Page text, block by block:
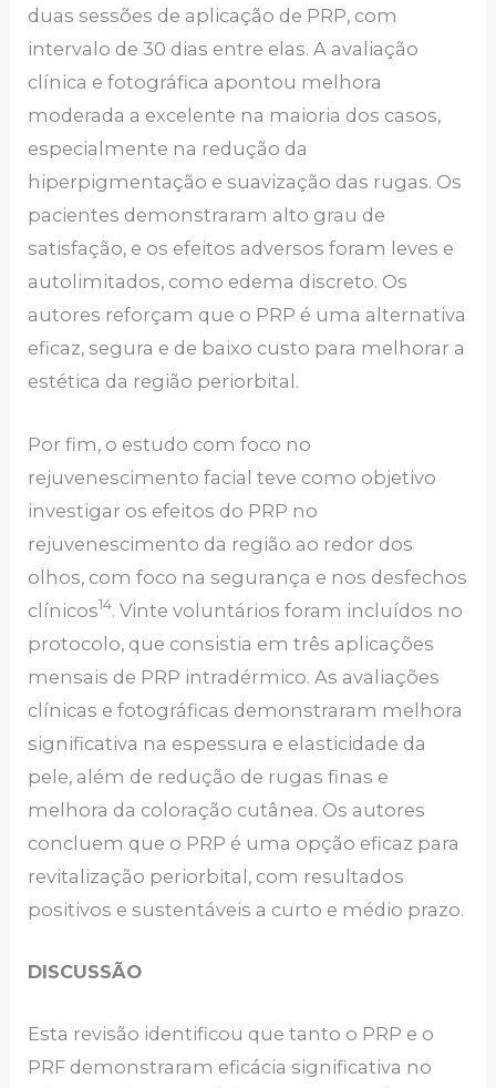
duas sessões de aplicação de PRP, com
intervalo de 30 dias entre elas. A avaliação
clínica e fotográfica apontou melhora
moderada a excelente na maioria dos casos,
especialmente na redução da
hiperpigmentação e suavização das rugas. Os
pacientes demonstraram alto grau de
satisfação, e os efeitos adversos foram leves e
autolimitados, como edema discreto. Os
autores reforçam que o PRP é uma alternativa
eficaz, segura e de baixo custo para melhorar a
estética da região periorbital.
Por fim, o estudo com foco no
rejuvenescimento facial teve como objetivo
investigar os efeitos do PRP no
rejuvenescimento da região ao redor dos
olhos, com foco na segurança e nos desfechos
clínicos14. Vinte voluntários foram incluídos no
protocolo, que consistia em três aplicações
mensais de PRP intradérmico. As avaliações
clínicas e fotográficas demonstraram melhora
significativa na espessura e elasticidade da
pele, além de redução de rugas finas e
melhora da coloração cutânea. Os autores
concluem que o PRP é uma opção eficaz para
revitalização periorbital, com resultados
positivos e sustentáveis a curto e médio prazo.
DISCUSSÃO
Esta revisão identificou que tanto o PRP e o
PRF demonstraram eficácia significativa no